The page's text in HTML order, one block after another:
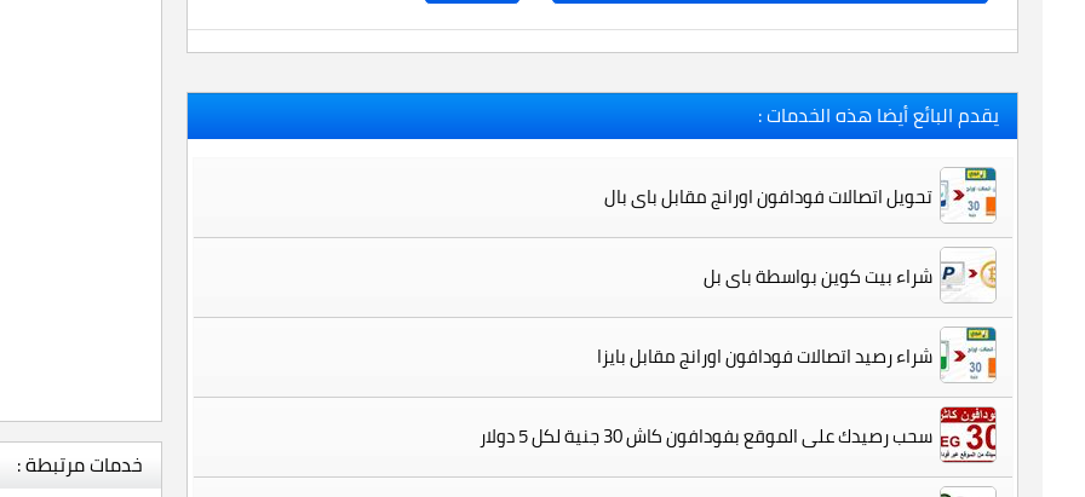
خدمات مرتبطة :
يقدم البائع أيضا هذه الخدمات :
تحويل اتصالات فودافون اورانج مقابل باى بال
شراء بيت كوين بواسطة باى بل
شراء رصيد اتصالات فودافون اورانج مقابل بايزا
سحب رصيدك على الموقع بفودافون كاش 30 جنية لكل 5 دولار